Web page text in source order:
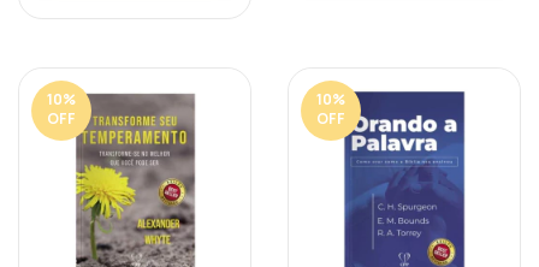
10%
OFF
10%
OFF